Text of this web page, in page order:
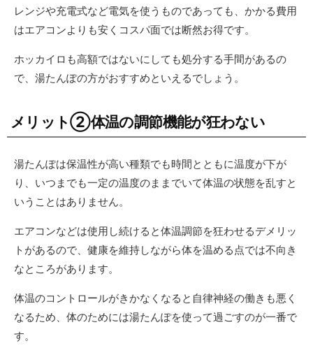
レンジや充電式など電気を使うものであっても、かかる費用
はエアコンよりも安くコスパ面では断然お得です。
ホッカイロも高額ではないにしても処分する手間があるの
で、湯たんぽの方がおすすめといえるでしょう。
メリット②体温の調節機能が狂わない
湯たんぽは保温性が高い種類でも時間とともに温度が下が
り、いつまでも一定の温度のままでいて体温の状態を乱すと
いうことはありません。
エアコンなどは使用し続けると体温調節を狂わせるデメリッ
トがあるので、健康を維持しながら体を温める点では不向き
なところがあります。
体温のコントロールがきかなくなると自律神経の働きも悪く
なるため、体のためには湯たんぽを使って過ごすのが一番で
す。